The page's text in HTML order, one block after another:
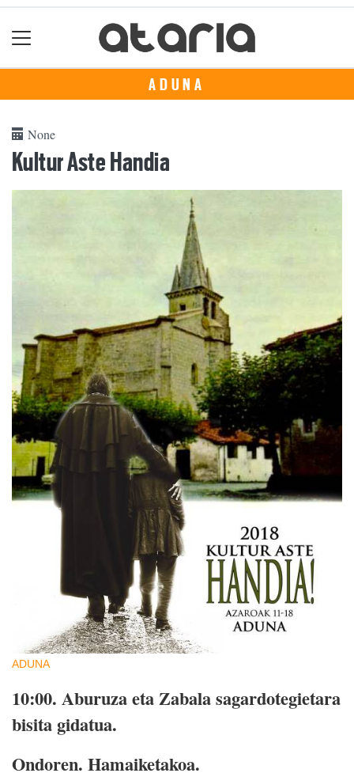
ADUNA
None
Kultur Aste Handia
ADUNA
10:00. Aburuza eta Zabala sagardotegietara
bisita gidatua.
Ondoren. Hamaiketakoa.